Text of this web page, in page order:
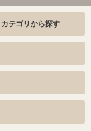
カテゴリから探す